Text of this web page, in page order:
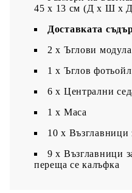
45 x 13 см (Д х Ш x
Доставката
2 x Ъглови
1 x Ъглов фотьойл
6 x Централни
1 х Маса
10 x Възглавници
9 x Възглавници
переща се калъфка